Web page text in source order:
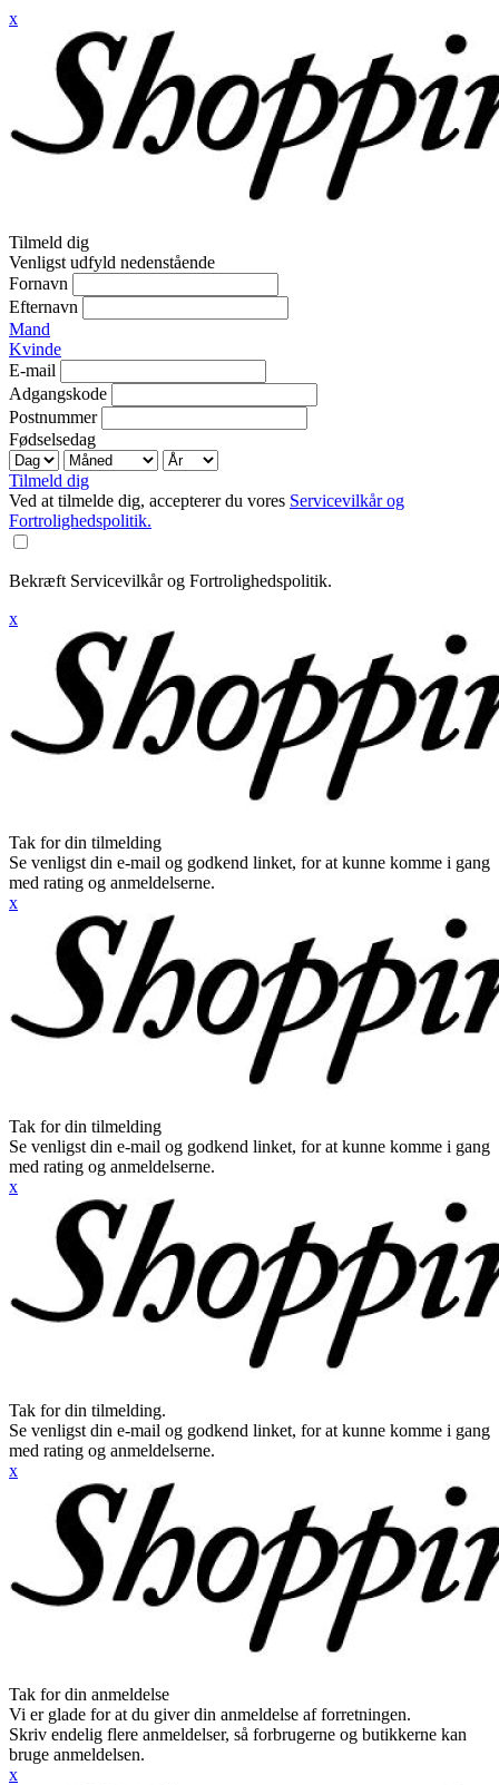
x
Tilmeld dig
Venligst udfyld nedenstående
Fornavn
Efternavn
Mand
Kvinde
E-mail
Adgangskode
Postnummer
Fødselsedag
Tilmeld dig
Ved at tilmelde dig, accepterer du vores Servicevilkår og
Fortrolighedspolitik.
Bekræft Servicevilkår og Fortrolighedspolitik.
x
Tak for din tilmelding
Se venligst din e-mail og godkend linket, for at kunne komme i gang
med rating og anmeldelserne.
x
Tak for din tilmelding
Se venligst din e-mail og godkend linket, for at kunne komme i gang
med rating og anmeldelserne.
x
Tak for din tilmelding.
Se venligst din e-mail og godkend linket, for at kunne komme i gang
med rating og anmeldelserne.
x
Tak for din anmeldelse
Vi er glade for at du giver din anmeldelse af forretningen.
Skriv endelig flere anmeldelser, så forbrugerne og butikkerne kan
bruge anmeldelsen.
x